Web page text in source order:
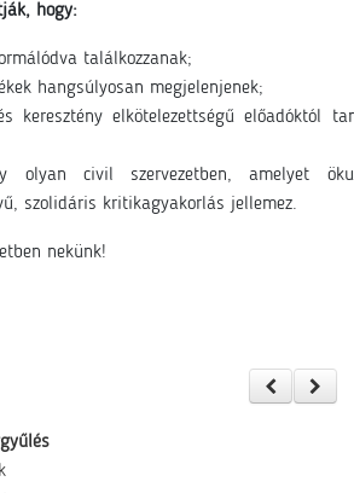
hogy:
találkozzanak;
hangsúlyosan megjelenjenek;
keresztény elkötelezettségű előadóktól
civil szervezetben, amelyet
szolidáris kritikagyakorlás jellemez.
nekünk!